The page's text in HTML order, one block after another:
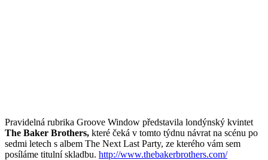
Pravidelná rubrika Groove Window představila londýnský kvintet
The Baker Brothers, které čeká v tomto týdnu návrat na scénu po
sedmi letech s albem The Next Last Party, ze kterého vám sem
posíláme titulní skladbu. http://www.thebakerbrothers.com/